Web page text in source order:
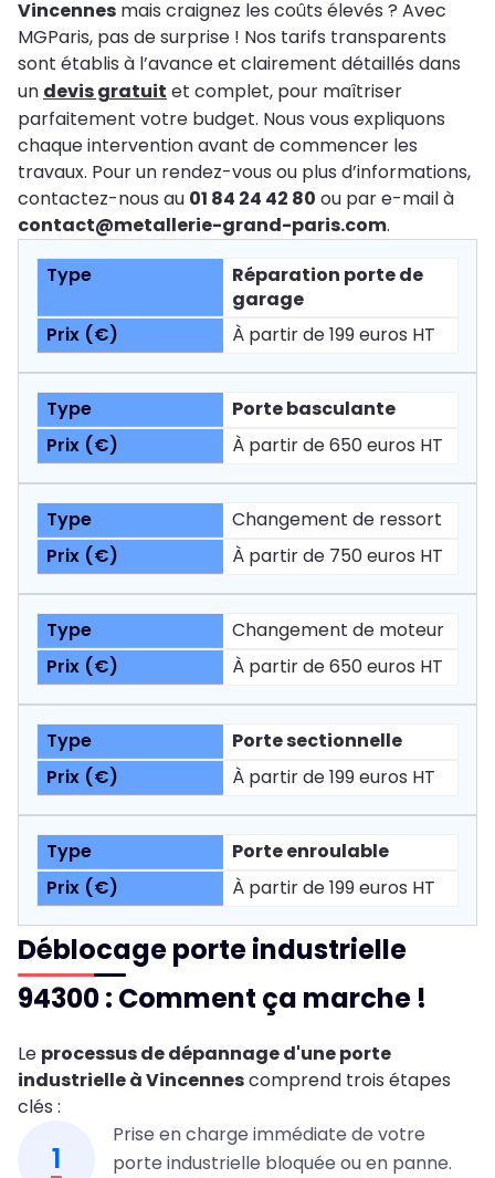
Vincennes mais craignez les coûts élevés ? Avec
MGParis, pas de surprise ! Nos tarifs transparents
sont établis à l’avance et clairement détaillés dans
un devis gratuit et complet, pour maîtriser
parfaitement votre budget. Nous vous expliquons
chaque intervention avant de commencer les
travaux. Pour un rendez-vous ou plus d’informations,
contactez-nous au 01 84 24 42 80 ou par e-mail à
contact@metallerie-grand-paris.com.
Réparation porte de
garage
À partir de 199 euros HT
Porte basculante
À partir de 650 euros HT
Changement de ressort
À partir de 750 euros HT
Changement de moteur
À partir de 650 euros HT
Porte sectionnelle
À partir de 199 euros HT
Porte enroulable
À partir de 199 euros HT
Déblocage porte industrielle
94300 : Comment ça marche !
Le processus de dépannage d'une porte
industrielle à Vincennescomprend trois étapes
clés :
1
Prise en charge immédiate de votre
porte industrielle bloquée ou en panne.